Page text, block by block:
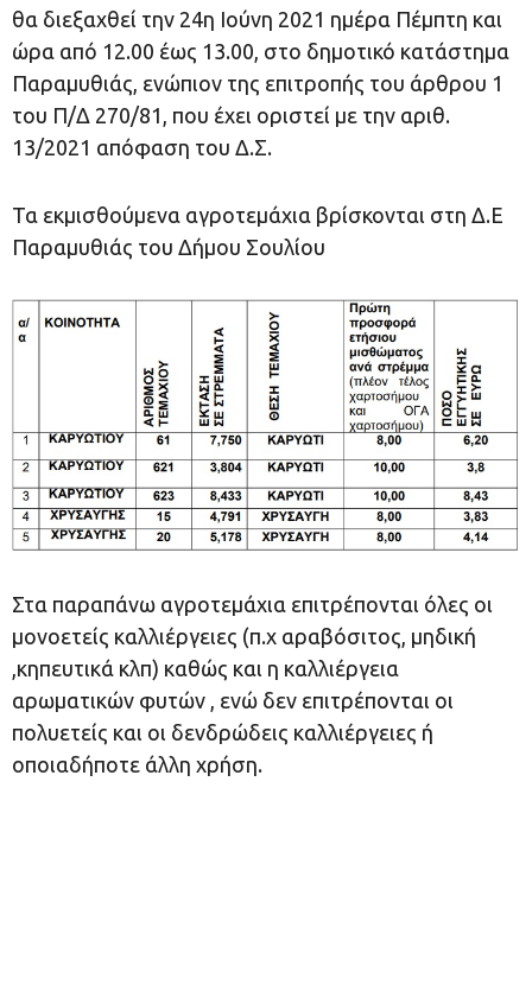
θα διεξαχθεί την 24η Ιούνη 2021 ημέρα Πέμπτη και
ώρα από 12.00 έως 13.00, στο δημοτικό κατάστημα
Παραμυθιάς, ενώπιον της επιτροπής του άρθρου 1
του Π/Δ 270/81, που έχει οριστεί με την αριθ.
13/2021 απόφαση του Δ.Σ.
Τα εκμισθούμενα αγροτεμάχια βρίσκονται στη Δ.Ε
Παραμυθιάς του Δήμου Σουλίου
Στα παραπάνω αγροτεμάχια επιτρέπονται όλες οι
μονοετείς καλλιέργειες (π.χ αραβόσιτος, μηδική
,κηπευτικά κλπ) καθώς και η καλλιέργεια
αρωματικών φυτών , ενώ δεν επιτρέπονται οι
πολυετείς και οι δενδρώδεις καλλιέργειες ή
οποιαδήποτε άλλη χρήση.